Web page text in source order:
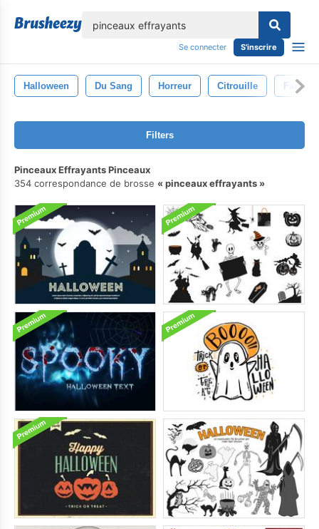
Se connecter S'inscrire
Halloween Du Sang Horreur Citrouille
Filters
Pinceaux Effrayants Pinceaux
354 correspondance de brosse
pinceaux effrayants